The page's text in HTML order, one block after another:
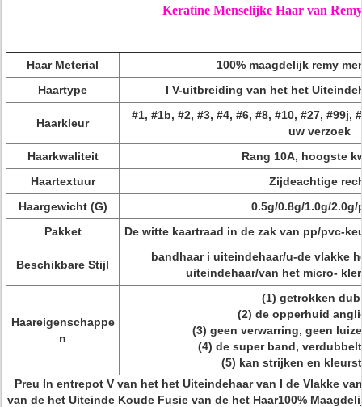
Keratine Menselijke Haar van Remy
Haar Meterial
100% maagdelijk remy
Haartype
I V-uitbreiding van het het
Haarkleur
#1, #1b, #2, #3, #4, #6, #8, #10, #27, #99j,
uw verzoek
Haarkwaliteit
Rang 10A, hoogste
Haartextuur
Zijdeachtige
Haargewicht (G)
0.5g/0.8g/1.0g/2.0g/
Pakket
De witte kaartraad in de zak van pp/pvc-
Beschikbare Stijl
bandhaar i uiteindehaar/u-de vlakke
uiteindehaar/van het micro-
Haareigenschappe
n
(1) getrokken
(2) de opperhuid
(3) geen verwarring, geen
(4) de super band,
(5) kan strijken en
Preu In entrepot V van het het Uiteindehaar van I de Vlakke
van de het Uiteinde Koude Fusie van de het Haar100%